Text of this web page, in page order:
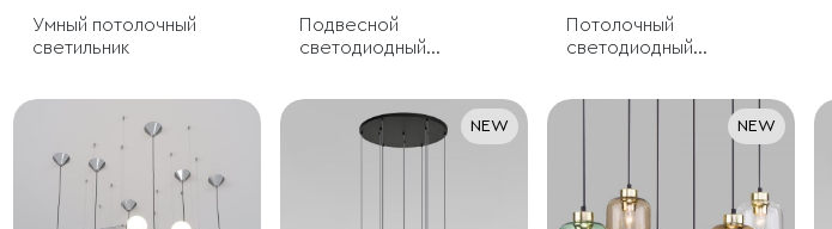
Умный потолочный
светильник
Подвесной
светодиодный
Потолочный
светодиодный
NEW NEW